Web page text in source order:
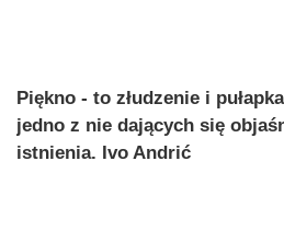
Piękno - to złudzenie i
jedno z nie dających się
istnienia. Ivo Andrić